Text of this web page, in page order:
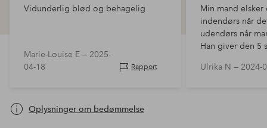
Vidunderlig blød og behagelig
Marie-Louise E — 2025-
04-18
Rapport
Min mand
indendørs når
udendørs når
Han giver den 5
Ulrika N — 2024-
Oplysninger om bedømmelse